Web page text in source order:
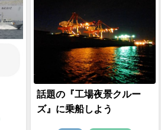
話題の『工場夜景クルー
ズ』に乗船しよう